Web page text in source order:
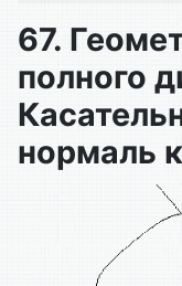
67.
полного
нормаль